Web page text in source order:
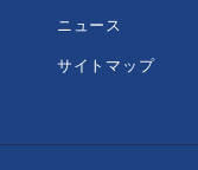
ニュース
サイトマップ